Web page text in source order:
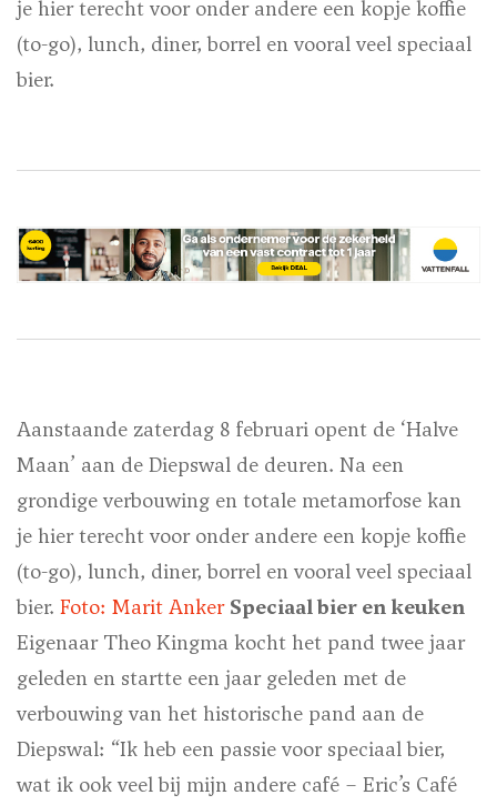
je hier terecht voor onder andere een kopje koffie
(to-go), lunch, diner, borrel en vooral veel speciaal
bier.
Aanstaande zaterdag 8 februari opent de ‘Halve
Maan’ aan de Diepswal de deuren. Na een
grondige verbouwing en totale metamorfose kan
je hier terecht voor onder andere een kopje koffie
(to-go), lunch, diner, borrel en vooral veel speciaal
bier. Foto: Marit Anker Speciaal bier en keuken
Eigenaar Theo Kingma kocht het pand twee jaar
geleden en startte een jaar geleden met de
verbouwing van het historische pand aan de
Diepswal: “Ik heb een passie voor speciaal bier,
wat ik ook veel bij mijn andere café – Eric’s Café